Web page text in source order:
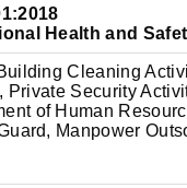
Health and
Cleaning
Private Security
of Human
Manpower